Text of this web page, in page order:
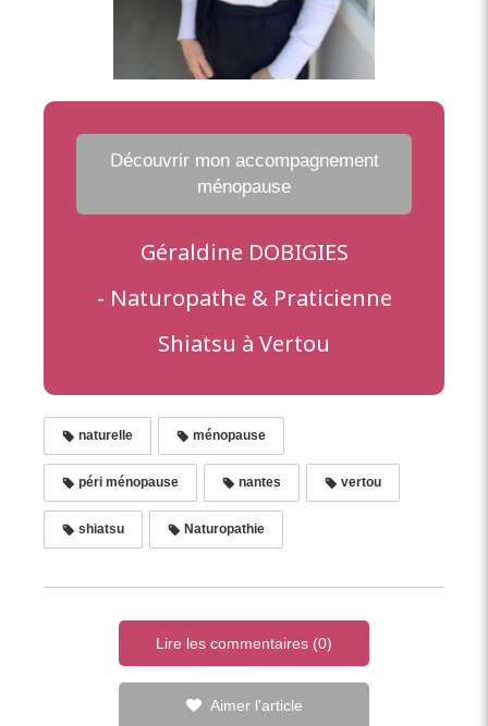
Découvrir mon accompagnement
ménopause
Géraldine DOBIGIES
- Naturopathe & Praticienne
Shiatsu à Vertou
naturelle ménopause
péri ménopause nantes vertou
shiatsu Naturopathie
Lire les commentaires (0)
Aimer l'article